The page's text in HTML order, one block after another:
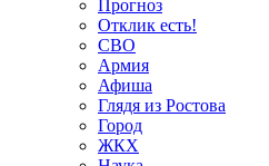
Прогноз
Отклик есть!
СВО
Армия
Афиша
Глядя из Ростова
Город
ЖКХ